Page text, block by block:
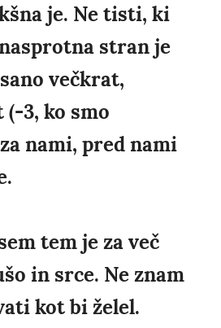
je. Ne tisti, ki
stran je
večkrat,
(-3, ko smo
nami, pred nami
tem je za več
in srce. Ne znam
kot bi želel.